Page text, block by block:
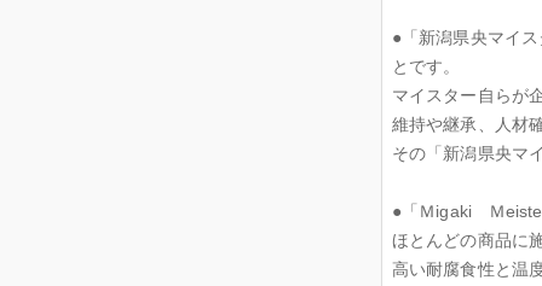
●「新潟県央マイ
とです。
マイスター自らが
維持や継承、人材
その「新潟県央マ
●「Ｍigaki Ｍ
ほとんどの商品に
高い耐腐食性と温